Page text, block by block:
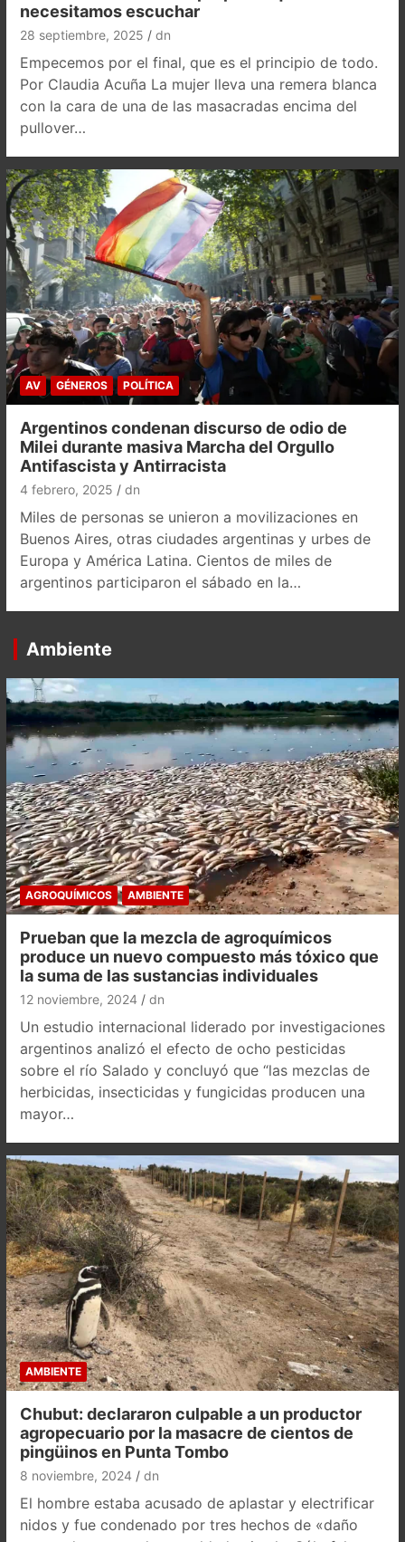
necesitamos escuchar
28 septiembre, 2025 dn
Empecemos por el final, que es el principio de todo.
Por Claudia Acuña La mujer lleva una remera blanca
con la cara de una de las masacradas encima del
pullover…
AV GÉNEROS POLÍTICA
Argentinos condenan discurso de odio de
Milei durante masiva Marcha del Orgullo
Antifascista y Antirracista
4 febrero, 2025 dn
Miles de personas se unieron a movilizaciones en
Buenos Aires, otras ciudades argentinas y urbes de
Europa y América Latina. Cientos de miles de
argentinos participaron el sábado en la…
Ambiente
AGROQUÍMICOS AMBIENTE
Prueban que la mezcla de agroquímicos
produce un nuevo compuesto más tóxico que
la suma de las sustancias individuales
12 noviembre, 2024 dn
Un estudio internacional liderado por investigaciones
argentinos analizó el efecto de ocho pesticidas
sobre el río Salado y concluyó que “las mezclas de
herbicidas, insecticidas y fungicidas producen una
mayor…
AMBIENTE
Chubut: declararon culpable a un productor
agropecuario por la masacre de cientos de
pingüinos en Punta Tombo
8 noviembre, 2024 dn
El hombre estaba acusado de aplastar y electrificar
nidos y fue condenado por tres hechos de «daño